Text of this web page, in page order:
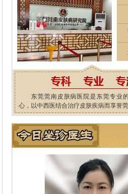
东莞莞南皮肤病医院是东莞专业
心，以中西医结合治疗皮肤疾病而享誉